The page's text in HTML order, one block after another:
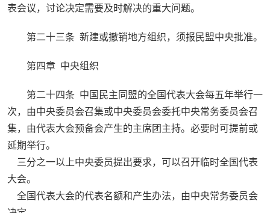
表会议，讨论决定需要及时解决的重大问题。
第二十三条 新建或撤销地方组织，须报民盟中央批准。
第四章 中央组织
第二十四条 中国民主同盟的全国代表大会每五年举行一
次，由中央委员会召集或中央委员会委托中央常务委员会召
集，由代表大会预备会产生的主席团主持。必要时可提前或
延期举行。
三分之一以上中央委员提出要求，可以召开临时全国代表
大会。
全国代表大会的代表名额和产生办法，由中央常务委员会